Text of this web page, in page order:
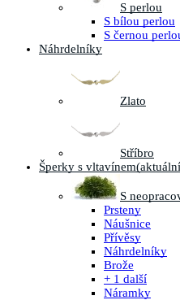
S perlou
S bílou perlou
S černou
Náhrdelníky
Zlato
Stříbro
Šperky s vltavínem
S
Prsteny
Náušnice
Přívěsy
Náhrdelníky
Brože
+ 1 další
Náramky